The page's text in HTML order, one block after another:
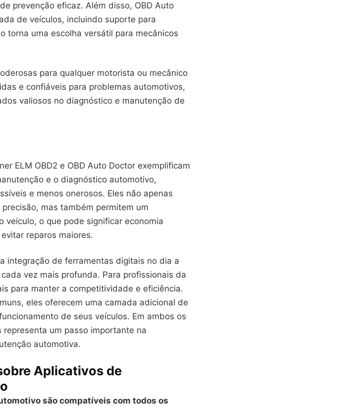
prevenção eficaz. Além disso, OBD Auto
de veículos, incluindo suporte para
torna uma escolha versátil para mecânicos
para qualquer motorista ou mecânico
e confiáveis para problemas automotivos,
valiosos no diagnóstico e manutenção de
ELM OBD2 e OBD Auto Doctor exemplificam
e o diagnóstico automotivo,
e menos onerosos. Eles não apenas
mas também permitem um
veículo, o que pode significar economia
reparos maiores.
integração de ferramentas digitais no dia a
vez mais profunda. Para profissionais da
para manter a competitividade e eficiência.
eles oferecem uma camada adicional de
de seus veículos. Em ambos os
um passo importante na
automotiva.
Aplicativos de
são compatíveis com todos os